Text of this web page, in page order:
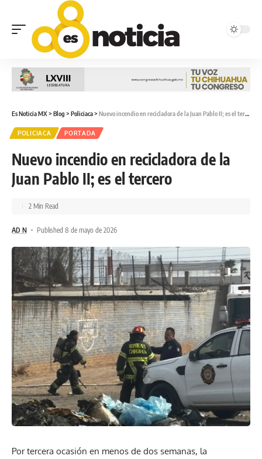
Es Noticia MX> Blog > Policiaca> Nuevo incendio en recicladora de la Juan Pablo II; es el tercero
POLICIACA PORTADA
Nuevo incendio en recicladora de la
Juan Pablo II; es el tercero
AD N Published 8 de mayo de 2026
2 Min Read
Por tercera ocasión en menos de dos semanas, la